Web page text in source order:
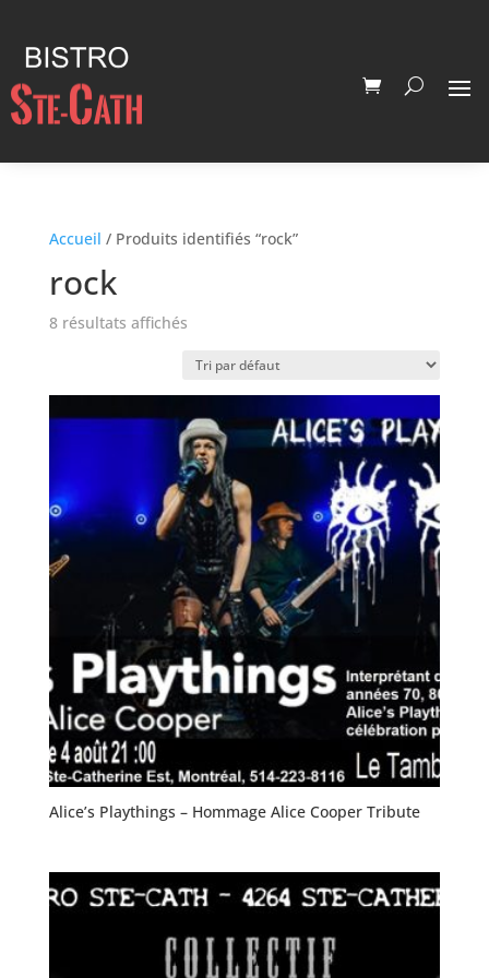
Accueil / Produits identifiés “rock”
rock
8 résultats affichés
Alice’s Playthings – Hommage Alice Cooper Tribute